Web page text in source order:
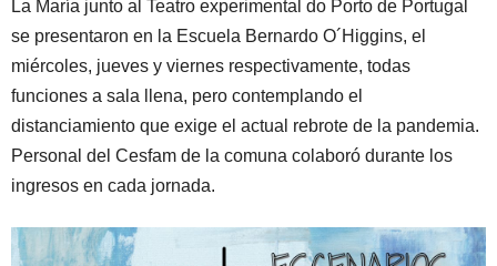
La María junto al Teatro experimental do Porto de Portugal
se presentaron en la Escuela Bernardo O´Higgins, el
miércoles, jueves y viernes respectivamente, todas
funciones a sala llena, pero contemplando el
distanciamiento que exige el actual rebrote de la pandemia.
Personal del Cesfam de la comuna colaboró durante los
ingresos en cada jornada.